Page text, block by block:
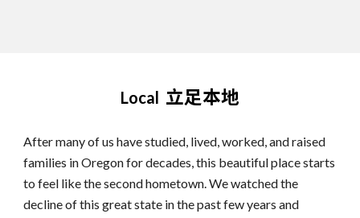
Local 立足本地
After many of us have studied, lived, worked, and raised
families in Oregon for decades, this beautiful place starts
to feel like the second hometown. We watched the
decline of this great state in the past few years and